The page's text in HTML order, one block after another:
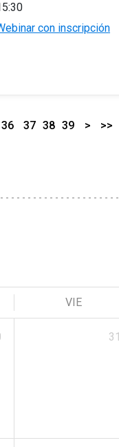
con inscripción
36 37 38 39 > >>
VIE
31